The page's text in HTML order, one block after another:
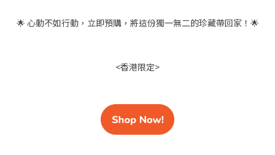
🌟 心動不如行動，立即預購，將這份獨一無二的珍藏帶回家！🌟
<香港限定>